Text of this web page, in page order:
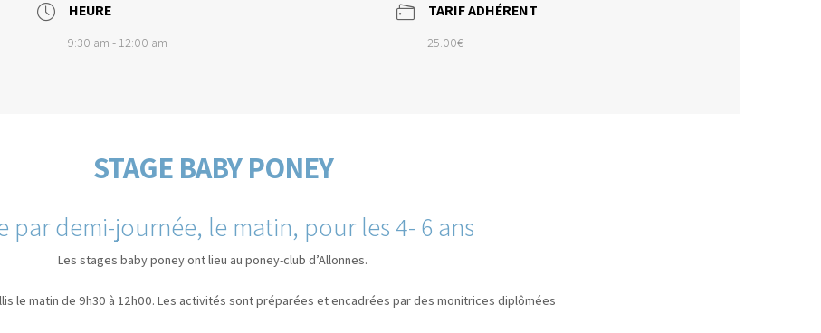
HEURE
9:30 am - 12:00 am
TARIF ADHÉRENT
25.00€
STAGE BABY PONEY
par demi-journée, le matin, pour les 4- 6 ans
Les stages baby poney ont lieu au poney-club d’Allonnes.
le matin de 9h30 à 12h00. Les activités sont préparées et encadrées par des monitrices diplômées